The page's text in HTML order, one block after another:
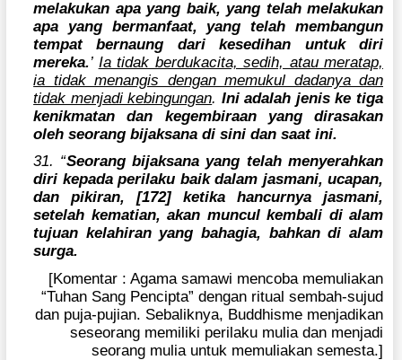
melakukan apa yang baik, yang telah melakukan
apa yang bermanfaat, yang telah membangun
tempat bernaung dari kesedihan untuk diri
mereka.’ Ia tidak berdukacita, sedih, atau meratap,
ia tidak menangis dengan memukul dadanya dan
tidak menjadi kebingungan. Ini adalah jenis ke tiga
kenikmatan dan kegembiraan yang dirasakan
oleh seorang bijaksana di sini dan saat ini.
31. “Seorang bijaksana yang telah menyerahkan
diri kepada perilaku baik dalam jasmani, ucapan,
dan pikiran, [172] ketika hancurnya jasmani,
setelah kematian, akan muncul kembali di alam
tujuan kelahiran yang bahagia, bahkan di alam
surga.
[Komentar : Agama samawi mencoba memuliakan
“Tuhan Sang Pencipta” dengan ritual sembah-sujud
dan puja-pujian. Sebaliknya, Buddhisme menjadikan
seseorang memiliki perilaku mulia dan menjadi
seorang mulia untuk memuliakan semesta.]